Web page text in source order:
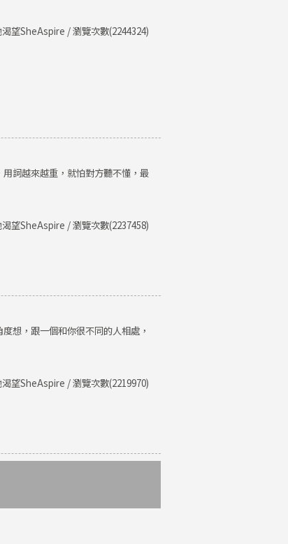
望SheAspire / 瀏覽次數(2244324)
詞越來越重，就怕對方聽不懂，最
望SheAspire / 瀏覽次數(2237458)
想，跟一個和你很不同的人相處，
望SheAspire / 瀏覽次數(2219970)